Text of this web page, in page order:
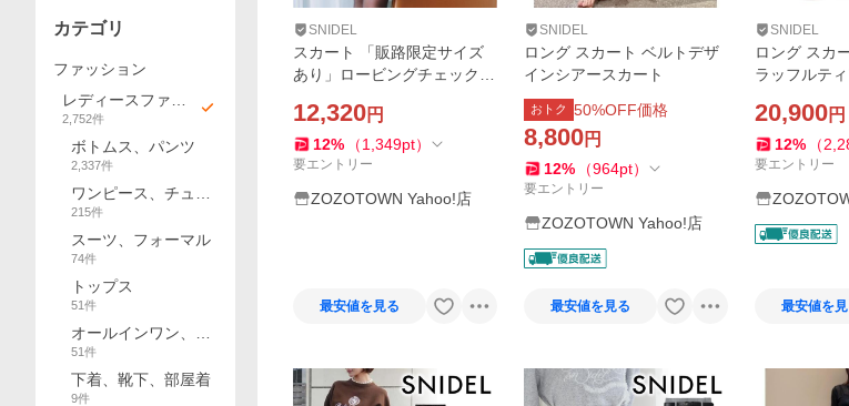
SNIDEL
スカート 「販路限定サイズ
あり」ロービングチェックミ
12,320円
12% （1,349pt）
要エントリー
ZOZOTOWN Yahoo!店
最安値を見る
SNIDEL
ロング スカート ベルトデザ
インシアースカート
おトク 50%OFF価格
8,800円
12% （964pt）
要エントリー
ZOZOTOWN Yahoo!店
最安値を見る
SNIDEL
ロング スカ
ラッフルテ
20,900円
12% （
要エントリー
最安値を
カテゴリ
ファッション
レディースファッ
ション
2,752件
ボトムス、パンツ
2,337件
ワンピース、チュニ
ック
215件
スーツ、フォーマル
74件
トップス
51件
オールインワン、セ
ットアップ
51件
下着、靴下、部屋着
9件